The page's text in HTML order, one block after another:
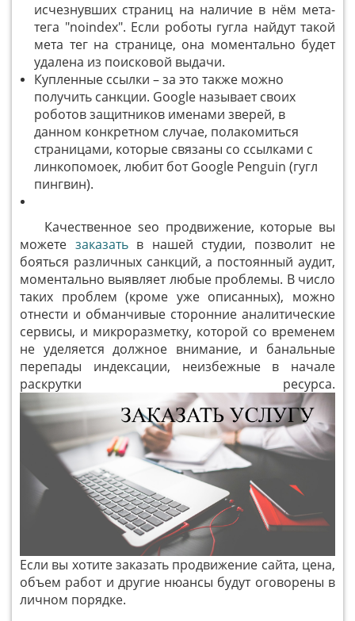
исчезнувших страниц на наличие в нём мета-
тега "noindex". Если роботы гугла найдут такой
мета тег на странице, она моментально будет
удалена из поисковой выдачи.
Купленные ссылки – за это также можно
получить санкции. Google называет своих
роботов защитников именами зверей, в
данном конкретном случае, полакомиться
страницами, которые связаны со ссылками с
линкопомоек, любит бот Google Penguin (гугл
пингвин).
Качественное seo продвижение, которые вы
можете заказатьв нашей студии, позволит не
бояться различных санкций, а постоянный аудит,
моментально выявляет любые проблемы. В число
таких проблем (кроме уже описанных), можно
отнести и обманчивые сторонние аналитические
сервисы, и микроразметку, которой со временем
не уделяется должное внимание, и банальные
перепады индексации, неизбежные в начале
раскрутки ресурса.
Если вы хотите заказать продвижение сайта, цена,
объем работ и другие нюансы будут оговорены в
личном порядке.